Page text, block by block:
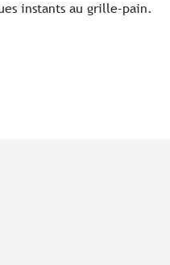
instants au grille-pain.